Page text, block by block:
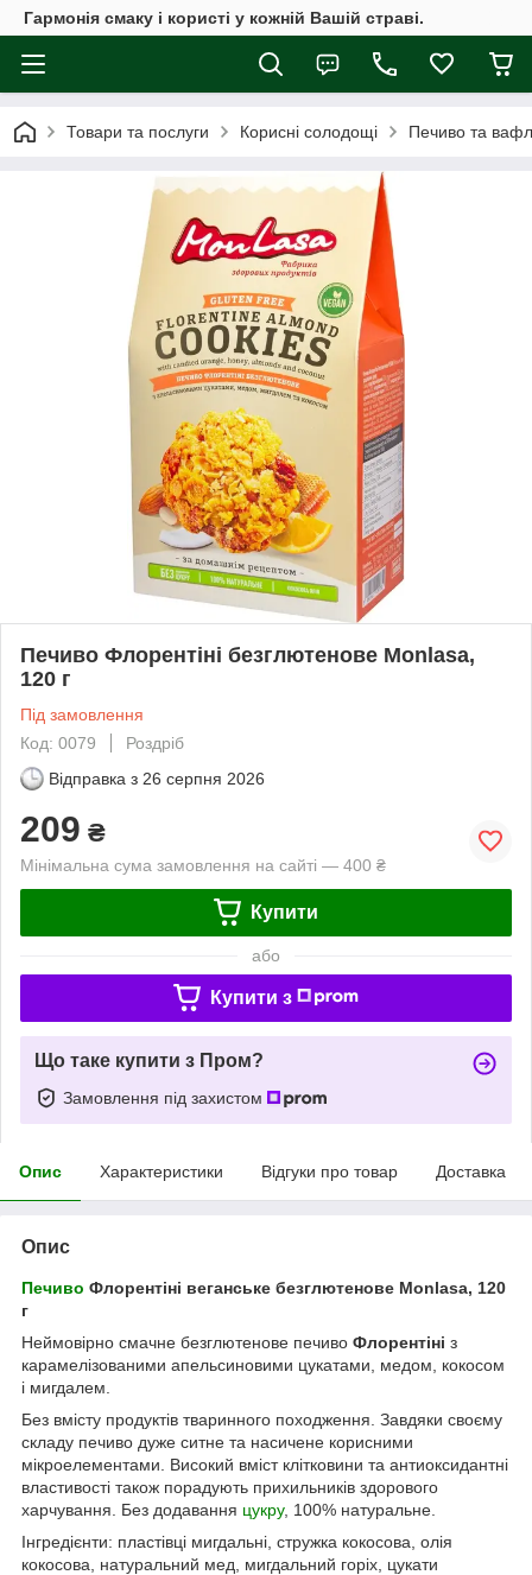
Гармонія смаку і користі у кожній Вашій страві.
Товари та послуги Корисні солодощі Печиво та
Печиво Флорентіні безглютенове Monlasa,
120 г
Під замовлення
Код: 0079
Роздріб
Відправка з 26 серпня 2026
209 ₴
Мінімальна сума замовлення на сайті — 400 ₴
Купити
або
Купити з
Що таке купити з Пром?
Замовлення під захистом
Опис Характеристики Відгуки про товар Доставка
Опис
Печиво Флорентіні веганське безглютенове Monlasa, 120
г
Неймовірно смачне безглютенове печиво Флорентіні з
карамелізованими апельсиновими цукатами, медом, кокосом
і мигдалем.
Без вмісту продуктів тваринного походження. Завдяки своєму
складу печиво дуже ситне та насичене корисними
мікроелементами. Високий вміст клітковини та антиоксидантні
властивості також порадують прихильників здорового
харчування. Без додавання цукру, 100% натуральне.
Інгредієнти: пластівці мигдальні, стружка кокосова, олія
кокосова, натуральний мед, мигдальний горіх, цукати